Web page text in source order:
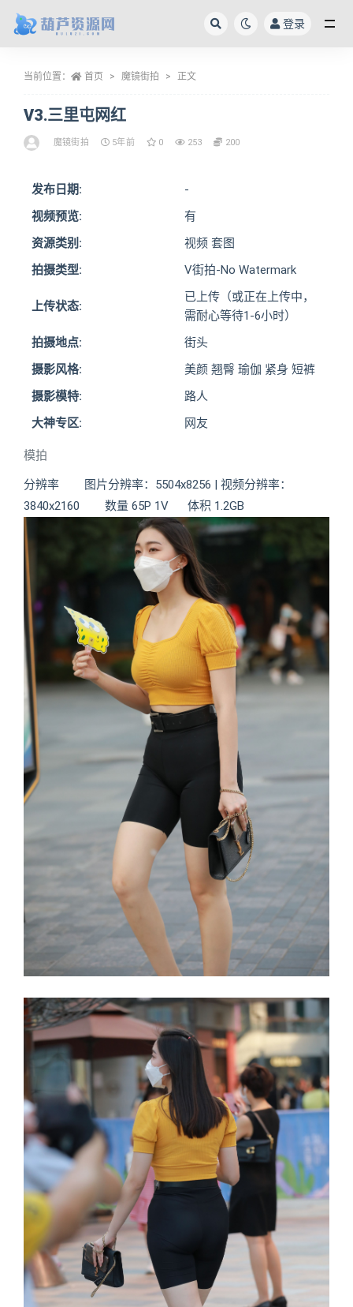
登录
当前位置： 首页 魔镜街拍 正文
V3.三里屯网红
魔镜街拍 5年前 0 253 200
模拍
发布日期:
-
视频预览:
有
资源类别:
视频 套图
拍摄类型:
V街拍-No Watermark
上传状态:
已上传（或正在上传中，
需耐心等待1-6小时）
拍摄地点:
街头
摄影风格:
美颜 翘臀 瑜伽 紧身 短裤
摄影模特:
路人
大神专区:
网友
分辨率 图片分辨率：5504x8256 | 视频分辨率：
3840x2160 数量 65P 1V 体积 1.2GB